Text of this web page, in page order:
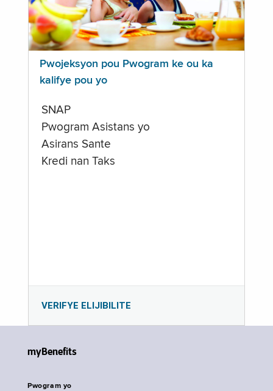
Pwojeksyon pou Pwogram ke ou ka
kalifye pou yo
SNAP
Pwogram Asistans yo
Asirans Sante
Kredi nan Taks
VERIFYE ELIJIBILITE
myBenefits
Pwogram yo